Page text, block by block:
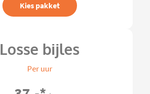
Kies pakket
Losse bijles
Per uur